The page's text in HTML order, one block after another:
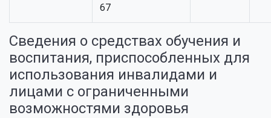
67
Сведения о средствах обучения и
воспитания, приспособленных для
использования инвалидами и
лицами с ограниченными
возможностями здоровья